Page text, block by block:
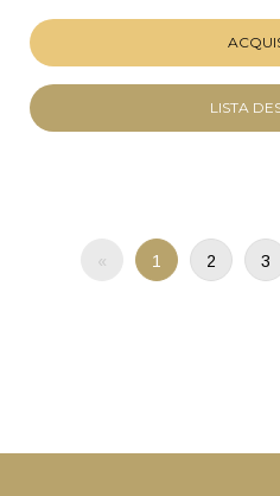
LISTA
« 1 2 3